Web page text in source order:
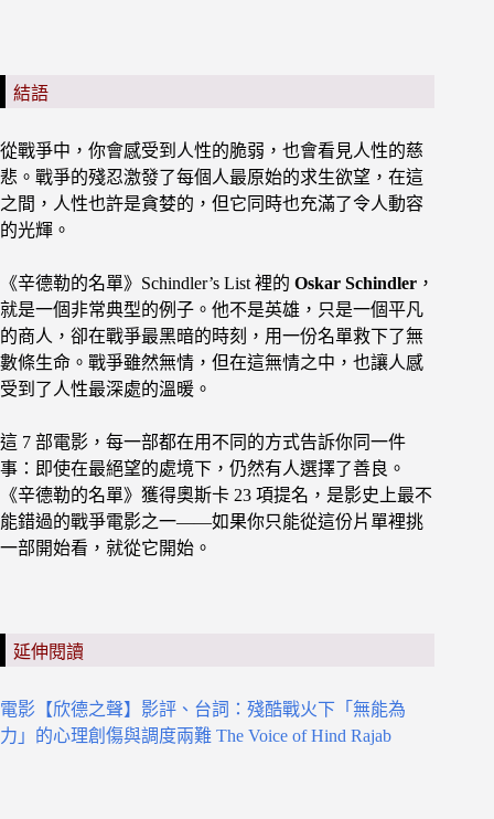
結語
從戰爭中，你會感受到人性的脆弱，也會看見人性的慈
悲。戰爭的殘忍激發了每個人最原始的求生欲望，在這
之間，人性也許是貪婪的，但它同時也充滿了令人動容
的光輝。
《辛德勒的名單》Schindler’s List 裡的 Oskar Schindler ，
就是一個非常典型的例子。他不是英雄，只是一個平凡
的商人，卻在戰爭最黑暗的時刻，用一份名單救下了無
數條生命。戰爭雖然無情，但在這無情之中，也讓人感
受到了人性最深處的溫暖。
這 7 部電影，每一部都在用不同的方式告訴你同一件
事：即使在最絕望的處境下，仍然有人選擇了善良。
《辛德勒的名單》獲得奧斯卡 23 項提名，是影史上最不
能錯過的戰爭電影之一——如果你只能從這份片單裡挑
一部開始看，就從它開始。
延伸閱讀
電影【欣德之聲】影評、台詞：殘酷戰火下「無能為
力」的心理創傷與調度兩難 The Voice of Hind Rajab